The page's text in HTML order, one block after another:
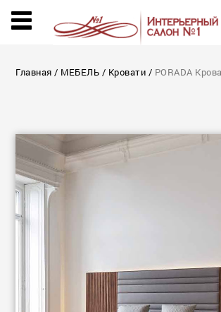
Главная / МЕБЕЛЬ / Кровати / PORADA